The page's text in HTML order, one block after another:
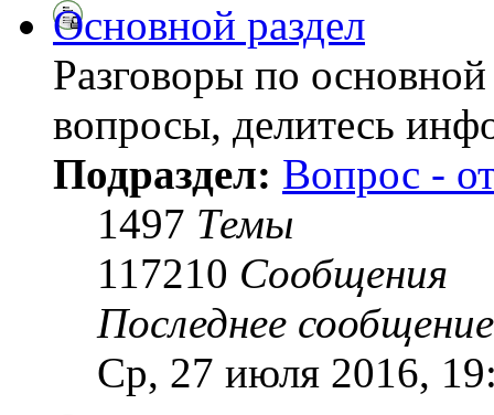
Основной раздел
Разговоры по
вопросы, делитесь
Подраздел: Вопрос -
1497 Темы
117210 Сообщения
Последнее сообщение
Ср, 27 июля 2016,